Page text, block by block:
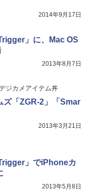
2014年9月17日
」に、Mac OS
2013年8月7日
ジカメアイテム丼
ズ「ZGR-2」「Smar
2013年3月21日
」でiPhoneカ
2013年5月8日